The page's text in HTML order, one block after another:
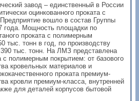
завод – единственный в России
оцинкованного проката с
вошло в состав Группы
Мощность площадки по
проката с полимерным
тыс. тонн в год, по производству
390 тыс. тонн. На ЛМЗ представлена
с полимерным покрытием: от базового
кровельных материалов и
проката премиум-
кровли премиум-класса, внутренней
для деталей корпусов бытовой